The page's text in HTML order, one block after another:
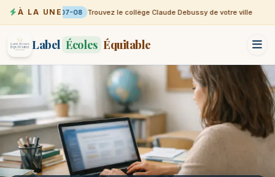
À LA UNE07-08 Trouvez le collège Claude Debussy de votre ville
Label Écoles Équitable